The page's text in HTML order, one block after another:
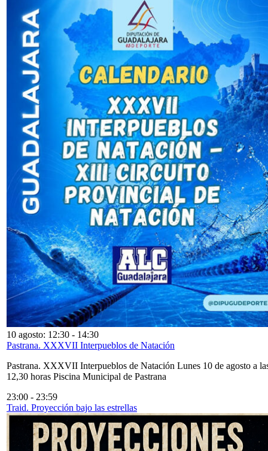
10 agosto: 12:30 - 14:30
Pastrana. XXXVII Interpueblos de Natación
Pastrana. XXXVII Interpueblos de Natación Lunes 10 de agosto a
12,30 horas Piscina Municipal de Pastrana
23:00 - 23:59
Traid. Proyección bajo las estrellas